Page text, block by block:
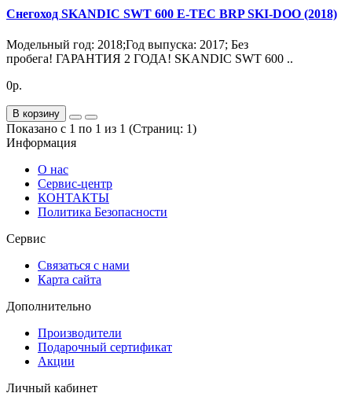
Снегоход SKANDIC SWT 600 E-TEC BRP SKI-DOO (2018)
Модельный год: 2018;Год выпуска: 2017; Без
пробега! ГАРАНТИЯ 2 ГОДА! SKANDIC SWT 600 ..
0р.
В корзину
Показано с 1 по 1 из 1 (Страниц: 1)
Информация
О нас
Сервис-центр
КОНТАКТЫ
Политика Безопасности
Сервис
Связаться с нами
Карта сайта
Дополнительно
Производители
Подарочный сертификат
Акции
Личный кабинет